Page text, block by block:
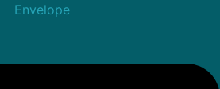
Envelope